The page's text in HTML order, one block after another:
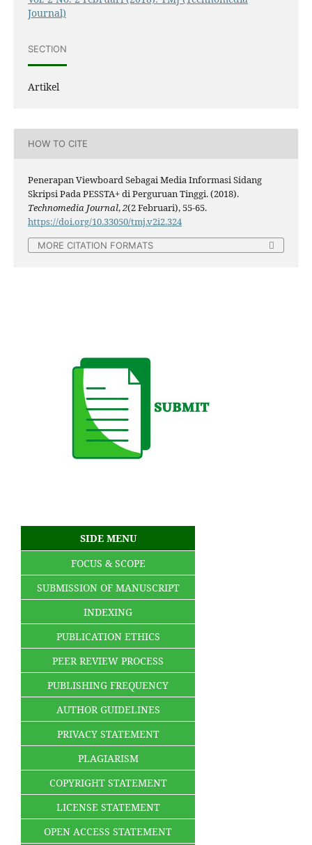
Journal)
SECTION
Artikel
HOW TO CITE
Penerapan Viewboard Sebagai Media Informasi Sidang
Skripsi Pada PESSTA+ di Perguruan Tinggi. (2018).
Technomedia Journal,2(2 Februari), 55-65.
https://doi.org/10.33050/tmj.v2i2.324
MORE CITATION FORMATS
SIDE MENU
FOCUS & SCOPE
SUBMISSION OF MANUSCRIPT
INDEXING
PUBLICATION ETHICS
PEER REVIEW PROCESS
PUBLISHING FREQUENCY
AUTHOR GUIDELINES
PRIVACY STATEMENT
PLAGIARISM
COPYRIGHT STATEMENT
LICENSE STATEMENT
OPEN ACCESS STATEMENT